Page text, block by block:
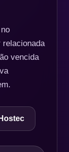
relacionada
vencida